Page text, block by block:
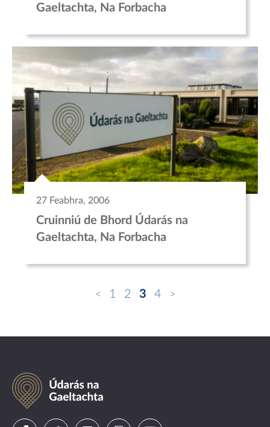
Gaeltachta, Na Forbacha
27 Feabhra, 2006
Cruinniú de Bhord Údarás na
Gaeltachta, Na Forbacha
1 2 3 4
Údarás
na
Gaeltachta